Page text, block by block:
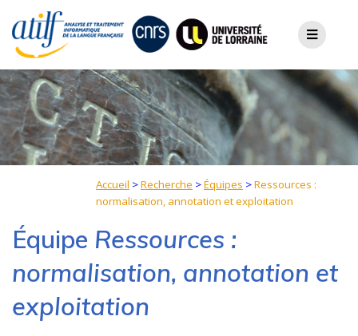
content
Accueil >Recherche >Équipes >Ressources :
normalisation, annotation et exploitation
Équipe Ressources :
normalisation, annotation et
exploitation